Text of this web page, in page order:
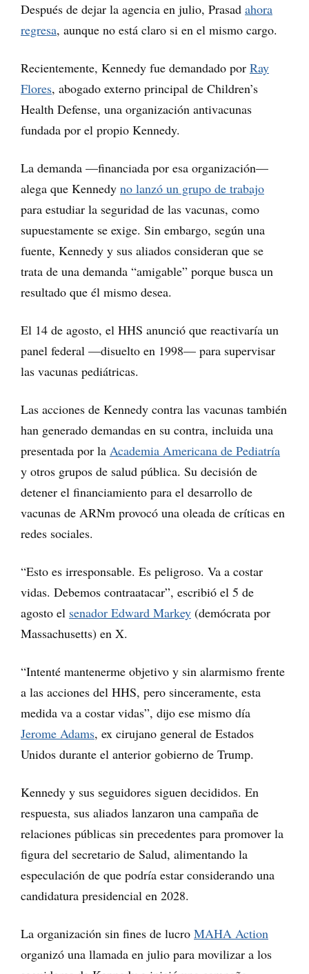
Después de dejar la agencia en julio, Prasad ahora
regresa, aunque no está claro si en el mismo cargo.
Recientemente, Kennedy fue demandado por Ray
Flores, abogado externo principal de Children’s
Health Defense, una organización antivacunas
fundada por el propio Kennedy.
La demanda —financiada por esa organización—
alega que Kennedy no lanzó un grupo de trabajo
para estudiar la seguridad de las vacunas, como
supuestamente se exige. Sin embargo, según una
fuente, Kennedy y sus aliados consideran que se
trata de una demanda “amigable” porque busca un
resultado que él mismo desea.
El 14 de agosto, el HHS anunció que reactivaría un
panel federal —disuelto en 1998— para supervisar
las vacunas pediátricas.
Las acciones de Kennedy contra las vacunas también
han generado demandas en su contra, incluida una
presentada por la Academia Americana de Pediatría
y otros grupos de salud pública. Su decisión de
detener el financiamiento para el desarrollo de
vacunas de ARNm provocó una oleada de críticas en
redes sociales.
“Esto es irresponsable. Es peligroso. Va a costar
vidas. Debemos contraatacar”, escribió el 5 de
agosto el senador Edward Markey (demócrata por
Massachusetts) en X.
“Intenté mantenerme objetivo y sin alarmismo frente
a las acciones del HHS, pero sinceramente, esta
medida va a costar vidas”, dijo ese mismo día
Jerome Adams, ex cirujano general de Estados
Unidos durante el anterior gobierno de Trump.
Kennedy y sus seguidores siguen decididos. En
respuesta, sus aliados lanzaron una campaña de
relaciones públicas sin precedentes para promover la
figura del secretario de Salud, alimentando la
especulación de que podría estar considerando una
candidatura presidencial en 2028.
La organización sin fines de lucro MAHA Action
organizó una llamada en julio para movilizar a los